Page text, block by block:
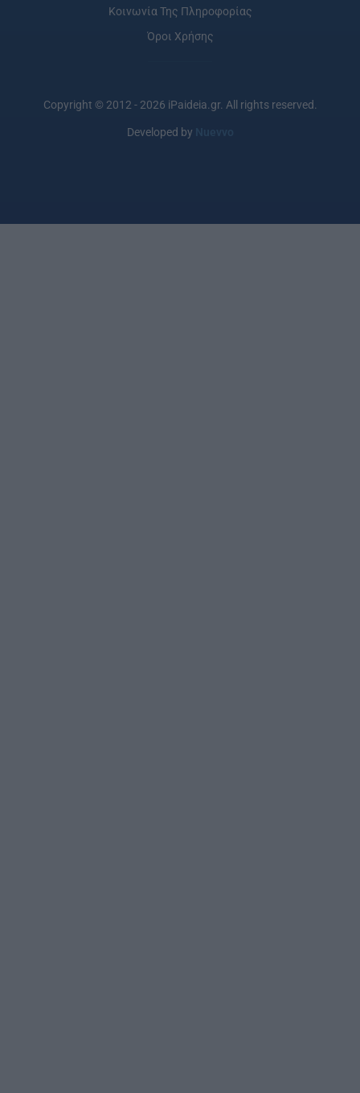
Κοινωνία Της Πληροφορίας
Όροι Χρήσης
Copyright © 2012 - 2026 iPaideia.gr. All rights reserved.
Developed by